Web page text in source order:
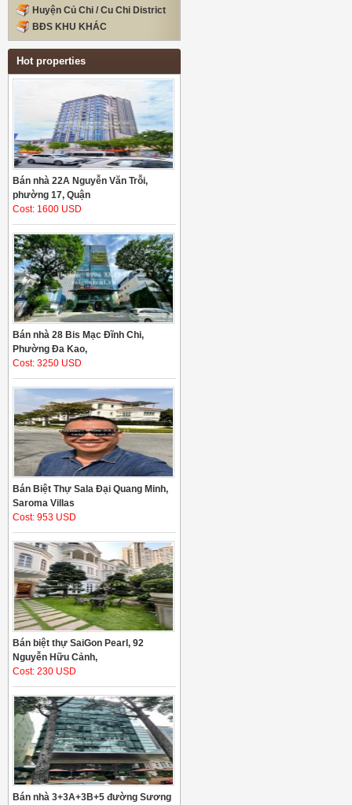
Huyện Củ Chi / Cu Chi District
BĐS KHU KHÁC
Hot properties
Bán nhà 22A Nguyễn Văn Trỗi,
phường 17, Quận
Cost: 1600 USD
Bán nhà 28 Bis Mạc Đĩnh Chi,
Phường Đa Kao,
Cost: 3250 USD
Bán Biệt Thự Sala Đại Quang Minh,
Saroma Villas
Cost: 953 USD
Bán biệt thự SaiGon Pearl, 92
Nguyễn Hữu Cảnh,
Cost: 230 USD
Bán nhà 3+3A+3B+5 đường Sương